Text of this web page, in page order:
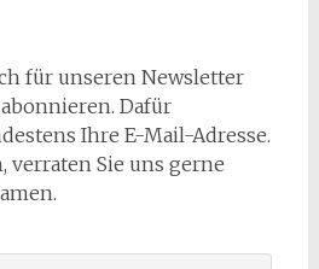
für unseren Newsletter
Dafür
Ihre E-Mail-Adresse.
verraten Sie uns gerne